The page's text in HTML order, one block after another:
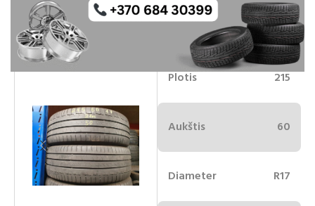
50.00€ Liko 2
Plotis 215
Aukštis 60
Diameter R17